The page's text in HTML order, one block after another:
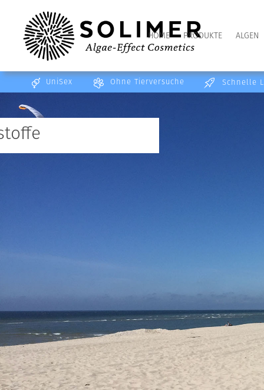
HOME PRODUKTE ALGEN
UniSex Ohne Tierversuche Schnelle